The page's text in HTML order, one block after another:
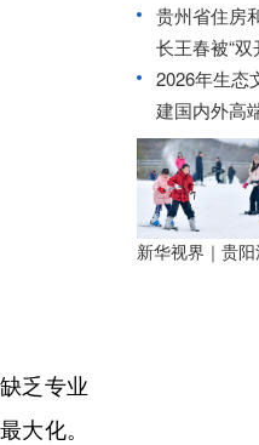
乏专业
大化。
贵州省住房
长王春被“双
2026年生态
建国内外高
新华视界｜贵